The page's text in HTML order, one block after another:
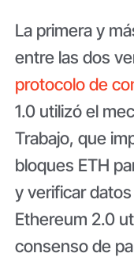
La primera y
entre las dos
protocolo de
1.0 utilizó el
Trabajo, que
bloques ETH
y verificar
Ethereum 2.0
consenso de